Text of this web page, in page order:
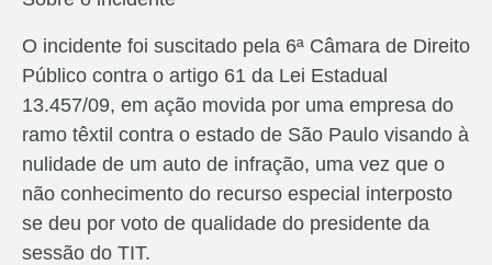
O incidente foi suscitado pela 6ª Câmara de Direito
Público contra o artigo 61 da Lei Estadual
13.457/09, em ação movida por uma empresa do
ramo têxtil contra o estado de São Paulo visando à
nulidade de um auto de infração, uma vez que o
não conhecimento do recurso especial interposto
se deu por voto de qualidade do presidente da
sessão do TIT.